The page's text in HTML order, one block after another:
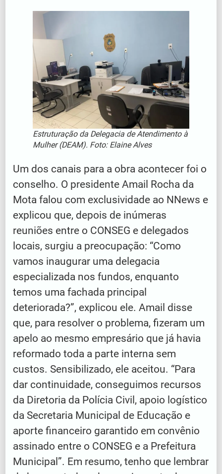
Estruturação da Delegacia de Atendimento à
Mulher (DEAM). Foto: Elaine Alves
Um dos canais para a obra acontecer foi o
conselho. O presidente Amail Rocha da
Mota falou com exclusividade ao NNews e
explicou que, depois de inúmeras
reuniões entre o CONSEG e delegados
locais, surgiu a preocupação: “Como
vamos inaugurar uma delegacia
especializada nos fundos, enquanto
temos uma fachada principal
deteriorada?”, explicou ele. Amail disse
que, para resolver o problema, fizeram um
apelo ao mesmo empresário que já havia
reformado toda a parte interna sem
custos. Sensibilizado, ele aceitou. “Para
dar continuidade, conseguimos recursos
da Diretoria da Polícia Civil, apoio logístico
da Secretaria Municipal de Educação e
aporte financeiro garantido em convênio
assinado entre o CONSEG e a Prefeitura
Municipal”. Em resumo, tenho que lembrar